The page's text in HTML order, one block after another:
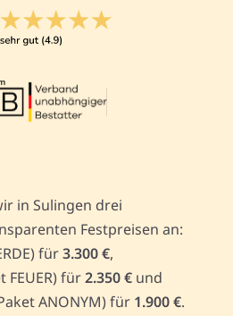
in Sulingen drei
Festpreisen an:
für3.300 €,
FEUER) für2.350 € und
ANONYM) für 1.900 €.